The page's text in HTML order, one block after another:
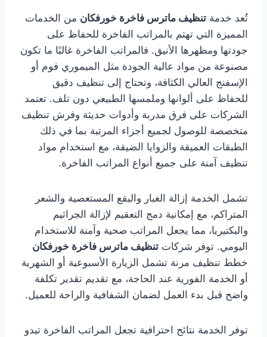
تُعد خدمة تنظيف ماترس فاخرة خورفكان من الخدمات
المميزة التي تهتم بالمراتب الفاخرة للحفاظ على
جودتها ومظهرها الأنيق. فالمراتب الفاخرة غالبًا ما تكون
مصنوعة من مواد عالية الجودة مثل الميموري فوم أو
الإسفنج العالي الكثافة، وتحتاج إلى تنظيف دقيق
للحفاظ على ألوانها وملمسها الطبيعي دون تلف. تعتمد
الشركات على فرق مدربة وأدوات حديثة وفرش تنظيف
متخصصة للوصول لجميع أجزاء المرتبة بما في ذلك
الطبقات العميقة والزوايا الضيقة، مع استخدام مواد
تنظيف آمنة على جميع أنواع المراتب الفاخرة.
تشمل الخدمة إزالة الغبار والبقع المستعصية والشعر
المتراكم، مع إمكانية دمج التعقيم لإزالة الجراثيم
والبكتيريا، مما يجعل المراتب صحية وآمنة للاستخدام
اليومي. توفر شركات تنظيف ماترس فاخرة خورفكان
خطط تنظيف مرنة تشمل الزيارة الأسبوعية أو الشهرية
أو الخدمة الفورية عند الحاجة، مع تقديم تقدير تكلفة
واضح قبل بدء العمل لضمان الشفافية والراحة للعميل.
توفر الخدمة نتائج احترافية تجعل المراتب الفاخرة تبدو